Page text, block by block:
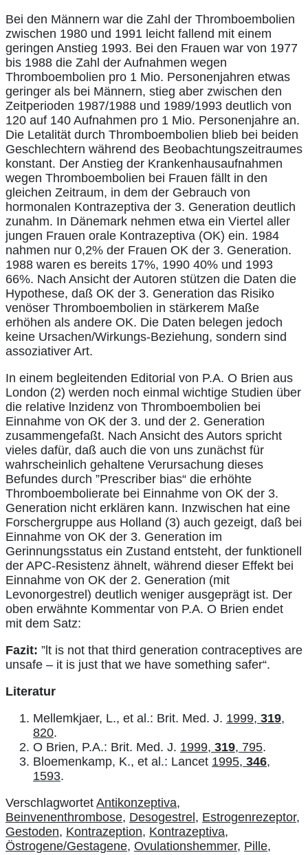
Bei den Männern war die Zahl der Thromboembolien
zwischen 1980 und 1991 leicht fallend mit einem
geringen Anstieg 1993. Bei den Frauen war von 1977
bis 1988 die Zahl der Aufnahmen wegen
Thromboembolien pro 1 Mio. Personenjahren etwas
geringer als bei Männern, stieg aber zwischen den
Zeitperioden 1987/1988 und 1989/1993 deutlich von
120 auf 140 Aufnahmen pro 1 Mio. Personenjahre an.
Die Letalität durch Thromboembolien blieb bei beiden
Geschlechtern während des Beobachtungszeitraumes
konstant. Der Anstieg der Krankenhausaufnahmen
wegen Thromboembolien bei Frauen fällt in den
gleichen Zeitraum, in dem der Gebrauch von
hormonalen Kontrazeptiva der 3. Generation deutlich
zunahm. In Dänemark nehmen etwa ein Viertel aller
jungen Frauen orale Kontrazeptiva (OK) ein. 1984
nahmen nur 0,2% der Frauen OK der 3. Generation.
1988 waren es bereits 17%, 1990 40% und 1993
66%. Nach Ansicht der Autoren stützen die Daten die
Hypothese, daß OK der 3. Generation das Risiko
venöser Thromboembolien in stärkerem Maße
erhöhen als andere OK. Die Daten belegen jedoch
keine Ursachen/Wirkungs-Beziehung, sondern sind
assoziativer Art.
In einem begleitenden Editorial von P.A. O Brien aus
London (2) werden noch einmal wichtige Studien über
die relative lnzidenz von Thromboembolien bei
Einnahme von OK der 3. und der 2. Generation
zusammengefaßt. Nach Ansicht des Autors spricht
vieles dafür, daß auch die von uns zunächst für
wahrscheinlich gehaltene Verursachung dieses
Befundes durch ”Prescriber bias“ die erhöhte
Thromboembolierate bei Einnahme von OK der 3.
Generation nicht erklären kann. Inzwischen hat eine
Forschergruppe aus Holland (3) auch gezeigt, daß bei
Einnahme von OK der 3. Generation im
Gerinnungsstatus ein Zustand entsteht, der funktionell
der APC-Resistenz ähnelt, während dieser Effekt bei
Einnahme von OK der 2. Generation (mit
Levonorgestrel) deutlich weniger ausgeprägt ist. Der
oben erwähnte Kommentar von P.A. O Brien endet
mit dem Satz:
Fazit: ”lt is not that third generation contraceptives are
unsafe – it is just that we have something safer“.
Literatur
Mellemkjaer, L., et al.: Brit. Med. J. 1999, 319,
820.
O Brien, P.A.: Brit. Med. J. 1999, 319, 795.
Bloemenkamp, K., et al.: Lancet 1995, 346,
1593.
Verschlagwortet Antikonzeptiva,
Beinvenenthrombose, Desogestrel, Estrogenrezeptor,
Gestoden, Kontrazeption, Kontrazeptiva,
Östrogene/Gestagene, Ovulationshemmer, Pille,